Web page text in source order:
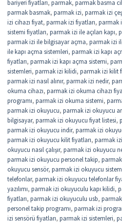
bariyeri fiyatları, parmak, parmak basma
parmak basmak, parmak izi, parmak izi
izi cihazı fiyat, parmak izi fiyatları, parmak
sistemi fiyatları, parmak izi ile açılan kapı,
parmak izi ile bilgisayar açma, parmak izi
ile kapı açma sistemleri, parmak izi kapı
fiyatları, parmak izi kapı açma sistemi,
sistemleri, parmak izi kilidi, parmak izi kilit
parmak izi nasıl alınır, parmak izi nedir,
okuma cihazı, parmak izi okuma cihazı
programı, parmak izi okuma sistemi,
parmak izi okuyucu, parmak izi okuyucu
bilgisayar, parmak izi okuyucu fiyat listesi,
parmak izi okuyucu indir, parmak izi
parmak izi okuyucu kilit fiyatları, parmak
okuyucu nasıl çalışır, parmak izi okuyucu
parmak izi okuyucu personel takip,
okuyucu sensör, parmak izi okuyucu
telefonlar, parmak izi okuyucu telefonlar
yazılımı, parmak izi okuyuculu kapı kilidi,
fiyatları, parmak izi okuyuculu usb,
personel takip programı, parmak izi
izi sensörü fiyatları, parmak izi sistemleri,